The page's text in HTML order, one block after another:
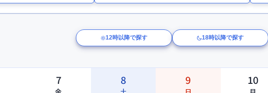
12時以降で探す 18時以降で探す
7 8 9 10